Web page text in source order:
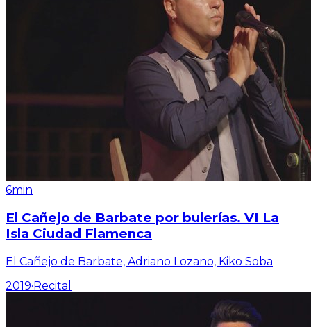
6min
El Cañejo de Barbate por bulerías. VI La
Isla Ciudad Flamenca
El Cañejo de Barbate, Adriano Lozano, Kiko Soba
2019·Recital